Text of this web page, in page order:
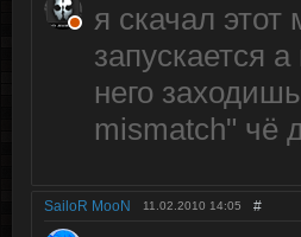
я скачал
запускается
него
mismatch" чё
SailoR MooN 11.02.2010 14:05 #